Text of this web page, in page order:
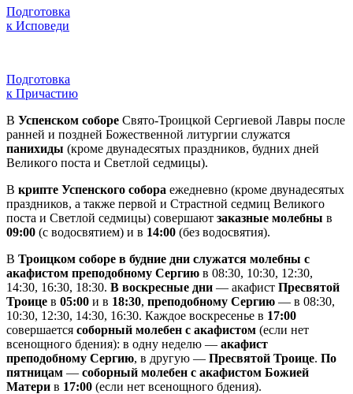
Подготовка
к Исповеди
Подготовка
к Причастию
В Успенском соборе Свято-Троицкой Сергиевой Лавры после
ранней и поздней Божественной литургии служатся
панихиды (кроме двунадесятых праздников, будних дней
Великого поста и Светлой седмицы).
В крипте Успенского собора ежедневно (кроме двунадесятых
праздников, а также первой и Страстной седмиц Великого
поста и Светлой седмицы) совершают заказные молебны в
09:00 (с водосвятием) и в 14:00 (без водосвятия).
В Троицком соборе в будние дни служатся молебны с
акафистом преподобному Сергию в 08:30, 10:30, 12:30,
14:30, 16:30, 18:30. В воскресные дни — акафист Пресвятой
Троице в 05:00 и в 18:30, преподобному Сергию — в 08:30,
10:30, 12:30, 14:30, 16:30. Каждое воскресенье в 17:00
совершается соборный молебен с акафистом (если нет
всенощного бдения): в одну неделю — акафист
преподобному Сергию, в другую — Пресвятой Троице. По
пятницам — соборный молебен с акафистом Божией
Матери в 17:00 (если нет всенощного бдения).